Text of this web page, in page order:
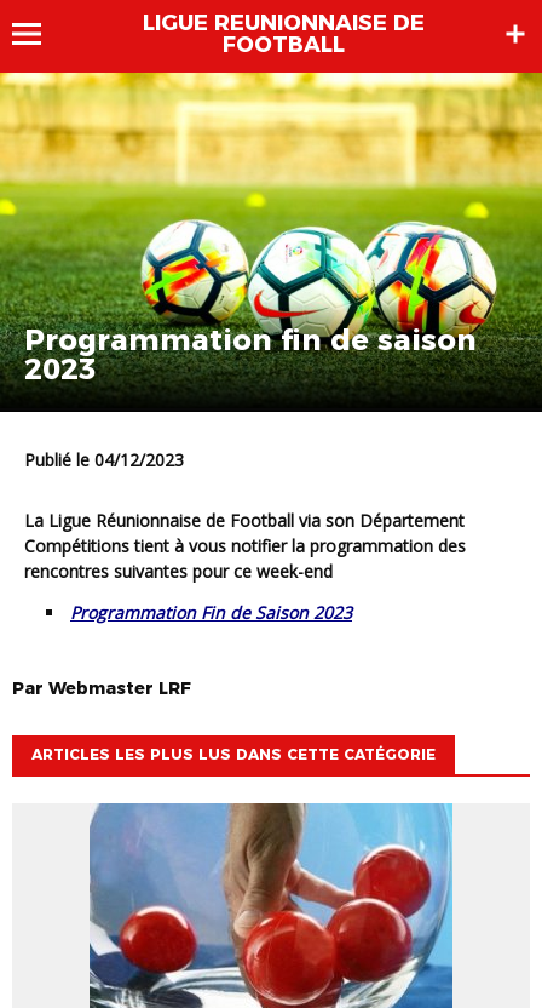
LIGUE REUNIONNAISE DE
FOOTBALL
Programmation fin de saison
2023
Publié le 04/12/2023
La Ligue Réunionnaise de Football via son Département
Compétitions tient à vous notifier la programmation des
rencontres suivantes pour ce week-end
Programmation Fin de Saison 2023
Par Webmaster LRF
ARTICLES LES PLUS LUS DANS CETTE CATÉGORIE